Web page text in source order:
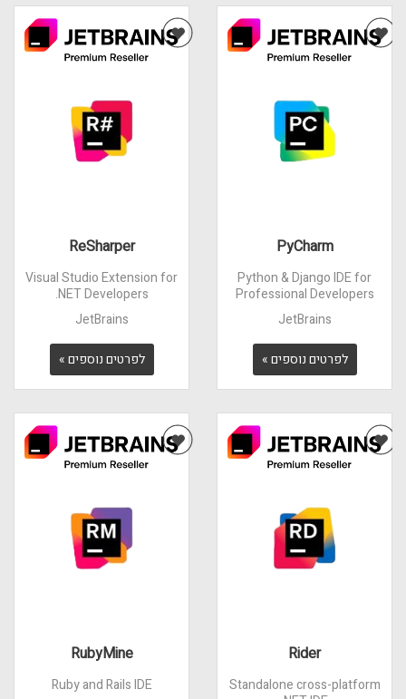
PyCharm
Python & Django IDE for
Professional Developers
JetBrains
לפרטים נוספים »
ReSharper
Visual Studio Extension for
.NET Developers
JetBrains
לפרטים נוספים »
Rider
Standalone cross-platform
RubyMine
Ruby and Rails IDE